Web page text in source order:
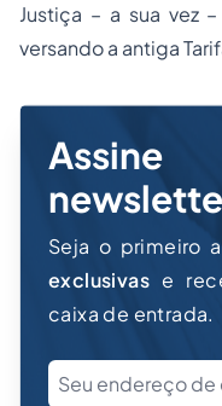
Justiça – a sua vez
versando a antiga
Seja o primeiro
exclusivas e
caixa de entrada.